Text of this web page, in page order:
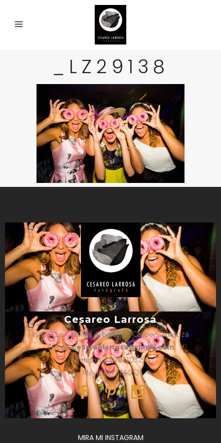
_LZ29138
Cesareo Larrosa
Isabel La Católica 4, bajos, 1º, Caspe, Zaragoza
e-mail:cesareolarrosa@gmail.com
Teléfono: 876610325
Móvil: 657366052
MIRA MI INSTAGRAM